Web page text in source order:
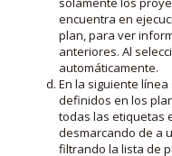
encuentra en
plan, para ver
anteriores. Al
automáticamente.
En la siguiente
definidos en los
todas las etiquetas
desmarcando de a
filtrando la lista de